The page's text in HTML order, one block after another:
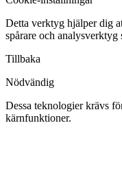
Detta verktyg hjälper dig
spårare och analysverktyg
Tillbaka
Nödvändig
Dessa teknologier krävs
kärnfunktioner.